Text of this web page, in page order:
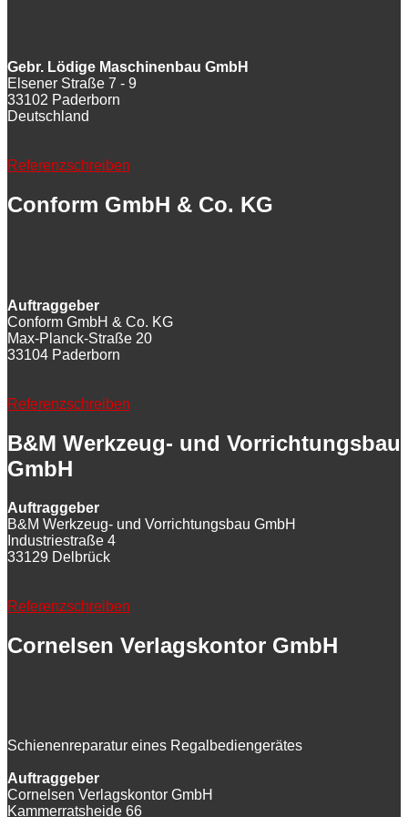
Gebr. Lödige Maschinenbau GmbH
Elsener Straße 7 - 9
33102 Paderborn
Deutschland
Referenzschreiben
Conform GmbH & Co. KG
Auftraggeber
Conform GmbH & Co. KG
Max-Planck-Straße 20
33104 Paderborn
Referenzschreiben
B&M Werkzeug- und Vorrichtungsbau
GmbH
Auftraggeber
B&M Werkzeug- und Vorrichtungsbau GmbH
Industriestraße 4
33129 Delbrück
Referenzschreiben
Cornelsen Verlagskontor GmbH
Schienenreparatur eines Regalbediengerätes
Auftraggeber
Cornelsen Verlagskontor GmbH
Kammerratsheide 66